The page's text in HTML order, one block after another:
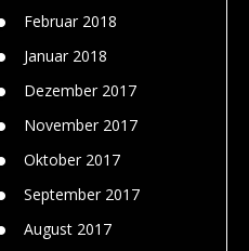
Februar 2018
Januar 2018
Dezember 2017
November 2017
Oktober 2017
September 2017
August 2017